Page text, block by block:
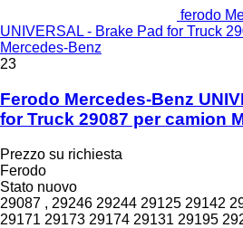
ferodo
UNIVERSAL - Brake Pad for Truck
Mercedes-Benz
23
Ferodo Mercedes-Benz
for Truck 29087 per camion
Prezzo su richiesta
Ferodo
Stato nuovo
29087 , 29246 29244 29125 29142
29171 29173 29174 29131 29195